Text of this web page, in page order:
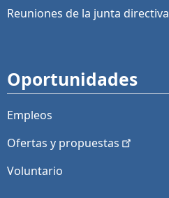
Reuniones de la junta directiva
Oportunidades
Empleos
Ofertas y propuestas
Voluntario